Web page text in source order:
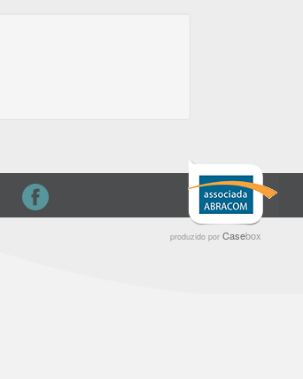
produzido por Casebox